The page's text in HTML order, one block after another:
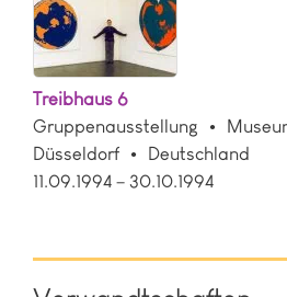
Treibhaus 6
Gruppenausstellung
Düsseldorf
Deutschland
11.09.1994 – 30.10.1994